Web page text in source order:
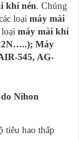
khí nén. Chúng
loại máy mài
máy mài khí
Máy
545, AG-
Nihon
tiêu hao thấp